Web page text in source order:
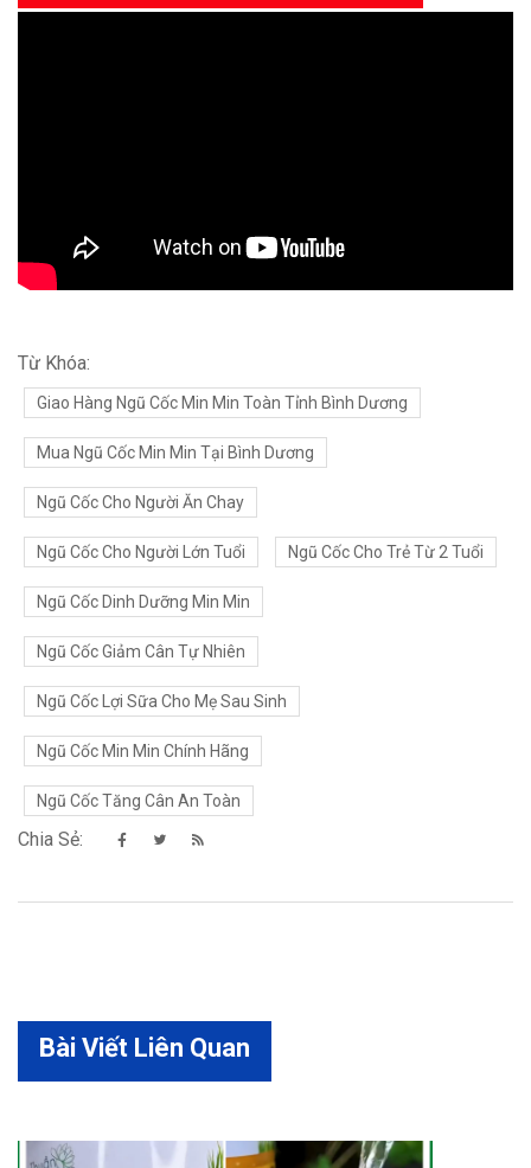
Từ Khóa:
Giao Hàng Ngũ Cốc Min Min Toàn Tỉnh Bình Dương
Mua Ngũ Cốc Min Min Tại Bình Dương
Ngũ Cốc Cho Người Ăn Chay
Ngũ Cốc Cho Người Lớn Tuổi Ngũ Cốc Cho Trẻ Từ 2 Tuổi
Ngũ Cốc Dinh Dưỡng Min Min
Ngũ Cốc Giảm Cân Tự Nhiên
Ngũ Cốc Lợi Sữa Cho Mẹ Sau Sinh
Ngũ Cốc Min Min Chính Hãng
Ngũ Cốc Tăng Cân An Toàn
Chia Sẻ:
Bài Viết Liên Quan